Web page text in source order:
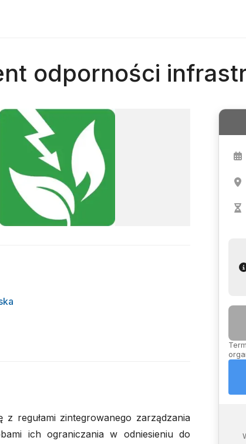
odporności
z regułami zintegrowanego zarządzania
ich ograniczania w odniesieniu do